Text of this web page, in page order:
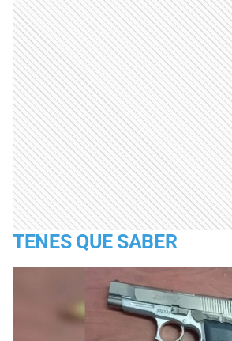
TENES QUE SABER